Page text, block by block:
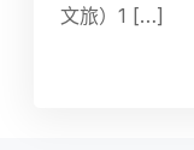
文旅）1 […]